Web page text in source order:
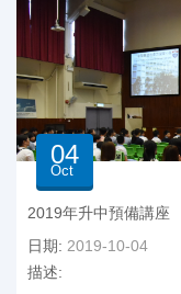
04
Oct
2019年升中預備講座
日期: 2019-10-04
描述: